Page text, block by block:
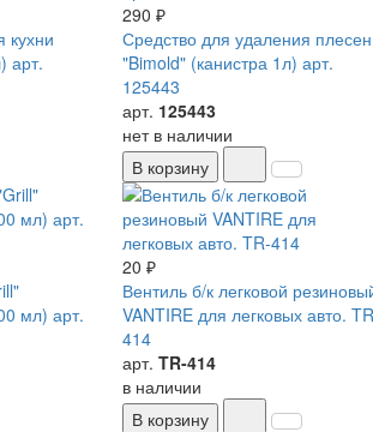
кухни
арт.
290 ₽
Средство для удаления
"Bimold" (канистра 1л) арт.
125443
арт. 125443
нет в наличии
В корзину
мл) арт.
20 ₽
Вентиль б/к легковой
VANTIRE для легковых авто.
414
арт. TR-414
в наличии
В корзину